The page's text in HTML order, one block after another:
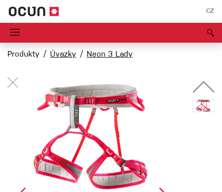
CZ
Produkty Úvazky Neon 3 Lady